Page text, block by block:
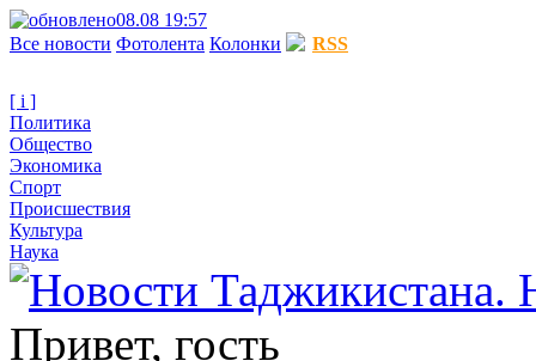
08.08 19:57
Все новости Фотолента Колонки RSS
[ i ]
Политика
Общество
Экономика
Спорт
Происшествия
Культура
Наука
Привет, гость